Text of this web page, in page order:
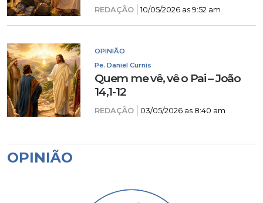
REDAÇÃO 10/05/2026 as 9:52 am
OPINIÃO
Pe. Daniel Curnis
Quem me vê, vê o Pai – João
14,1-12
REDAÇÃO 03/05/2026 as 8:40 am
OPINIÃO